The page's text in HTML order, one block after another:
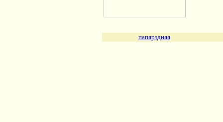
папярэдняя